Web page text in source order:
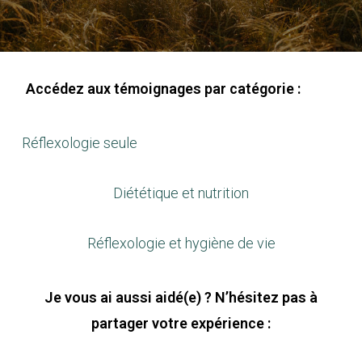
Accédez aux témoignages par catégorie :
Réflexologie seule
Diététique et nutrition
Réflexologie et hygiène de vie
Je vous ai aussi aidé(e) ? N’hésitez pas à
partager votre expérience :